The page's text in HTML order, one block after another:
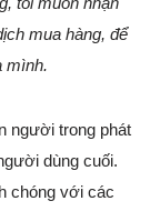
mua hàng, để
mình.
người trong phát
dùng cuối.
chóng với các